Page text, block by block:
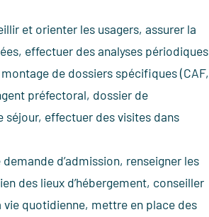
et orienter les usagers, assurer la
effectuer des analyses périodiques
de dossiers spécifiques (CAF,
préfectoral, dossier de
effectuer des visites dans
d’admission, renseigner les
des lieux d’hébergement, conseiller
quotidienne, mettre en place des